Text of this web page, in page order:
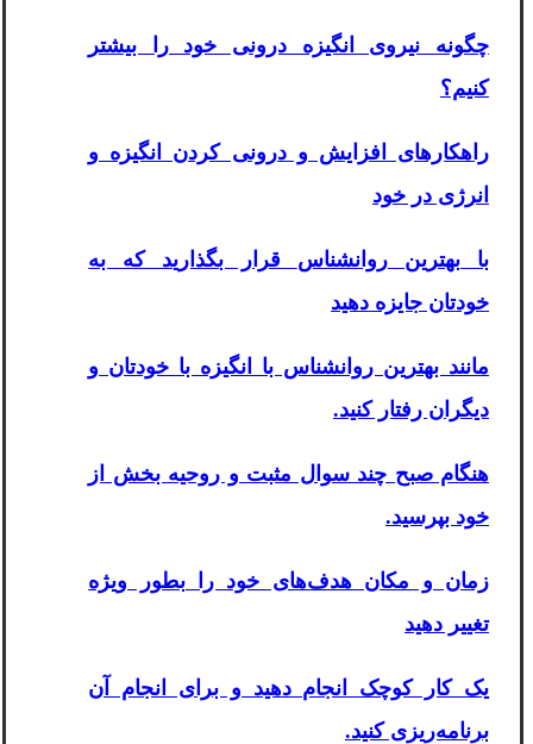
چگونه نیروی انگیزه درونی خود را بیشتر
کنیم؟
راهکارهای افزایش و درونی کردن انگیزه و
انرژی در خود
بابهترین روانشناس قرار بگذارید که به
خودتان جایزه دهید
مانند بهترین روانشناس با انگیزه با خودتان و
دیگران رفتار کنید.
هنگام صبح چند سوال مثبت و روحیه بخش از
خود بپرسید.
زمان و مکان هدف‌های خود را بطور ویژه
تغییر دهید
یک کار کوچک انجام دهید و برای انجام آن
برنامه‌ریزی کنید.